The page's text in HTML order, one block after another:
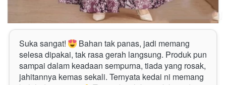
Suka sangat!
Bahan tak panas, jadi memang
selesa dipakai, tak rasa gerah langsung. Produk pun
sampai dalam keadaan sempurna, tiada yang rosak,
jahitannya kemas sekali. Ternyata kedai ni memang